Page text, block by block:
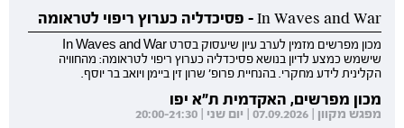
In Waves and War - פסיכדליה כערוץ ריפוי לטראומה
מכון מפרשים מזמין לערב עיון שיעסוק בסרט In Waves and War
שישמש כמצע לדיון בנושא פסיכדליה כערוץ ריפוי לטראומה: מהחוויה
הקלינית לידע מחקרי. בהנחיית פרופ' שרון זין ביימן ויואב בר יוסף.
מכון מפרשים, האקדמית ת"א יפו
מפגש מקוון | 07.09.2026 | יום שני | 20:00-21:30